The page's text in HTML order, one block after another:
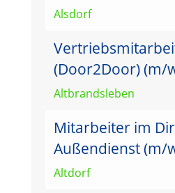
Alsdorf
(Door2Door) (m/
Altbrandsleben
Mitarbeiter im
Außendienst (m/
Altdorf